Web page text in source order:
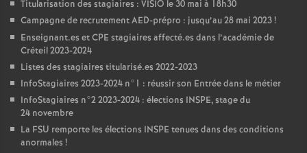
Titularisation des stagiaires : VISIO le 30 mai à 18h30
Campagne de recrutementAED-prépro : jusqu’au 28 mai 2023!
Enseignant.es etCPE stagiaires affecté.es dans l’académie de
Créteil 2023-2024
Listes des stagiaires titularisé.es 2022-2023
InfoStagiaires 2023-2024 n°1 : réussir son Entrée dans le métier
InfoStagiaires n°2 2023-2024 : élections INSPE, stage du
24 novembre
La FSU remporte les élections INSPE tenues dans des conditions
anormales !